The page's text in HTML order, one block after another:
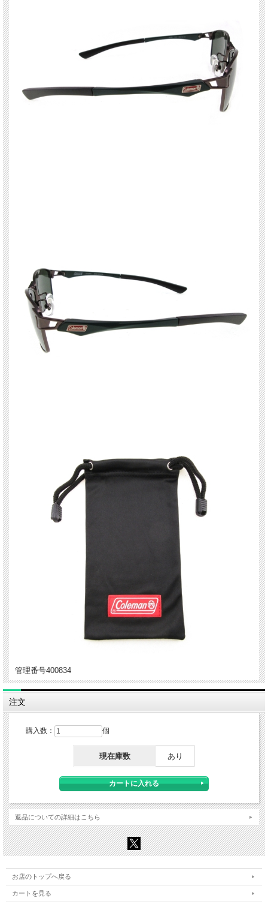
管理番号400834
注文
購入数： 個
現在庫数 あり
返品についての詳細はこちら
お店のトップへ戻る
カートを見る